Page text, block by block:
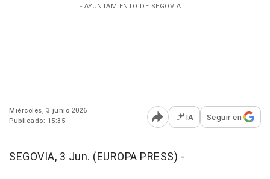
- AYUNTAMIENTO DE SEGOVIA
Miércoles, 3 junio 2026
Publicado: 15:35
Abrir opciones para
IA Seguir en
SEGOVIA, 3 Jun. (EUROPA PRESS) -